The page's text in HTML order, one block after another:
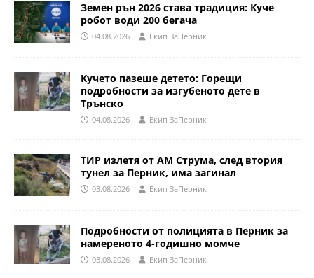
Земен рън 2026 става традиция: Куче
робот води 200 бегача
04.08.2026 Eкип ЗаПерник
Кучето пазеше детето: Горещи
подробности за изгубеното дете в
Трънско
04.08.2026 Eкип ЗаПерник
ТИР излетя от АМ Струма, след втория
тунел за Перник, има загинал
03.08.2026 Eкип ЗаПерник
Подробности от полицията в Перник за
намереното 4-годишно момче
03.08.2026 Eкип ЗаПерник